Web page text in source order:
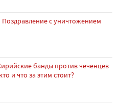
Поздравление с уничтожением
банды против чеченцев
и что за этим стоит?